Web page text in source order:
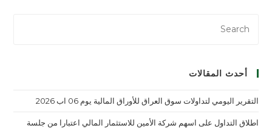
أحدث المقالات
التقرير اليومي لتداولات سوق العراق للأوراق المالية يوم 06 اب 2026
اطلاق التداول على اسهم شركة الأمين للاستثمار المالي اعتبارا من جلسة